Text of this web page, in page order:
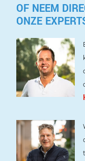
OF NEEM
ONZE